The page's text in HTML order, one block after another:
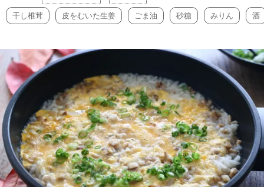
干し椎茸 皮をむいた生姜 ごま油 砂糖 みりん 酒